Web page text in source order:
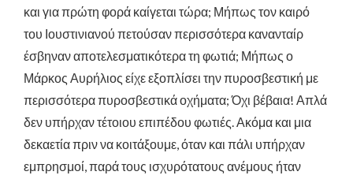
και για πρώτη φορά καίγεται τώρα; Μήπως τον καιρό
του Ιουστινιανού πετούσαν περισσότερα κανανταίρ
έσβηναν αποτελεσματικότερα τη φωτιά; Μήπως ο
Μάρκος Αυρήλιος είχε εξοπλίσει την πυροσβεστική με
περισσότερα πυροσβεστικά οχήματα; Όχι βέβαια! Απλά
δεν υπήρχαν τέτοιου επιπέδου φωτιές. Ακόμα και μια
δεκαετία πριν να κοιτάξουμε, όταν και πάλι υπήρχαν
εμπρησμοί, παρά τους ισχυρότατους ανέμους ήταν